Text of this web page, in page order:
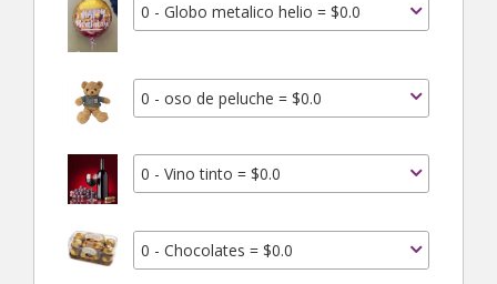
0 - Globo metalico helio = $0.0
0 - oso de peluche = $0.0
0 - Vino tinto = $0.0
0 - Chocolates = $0.0